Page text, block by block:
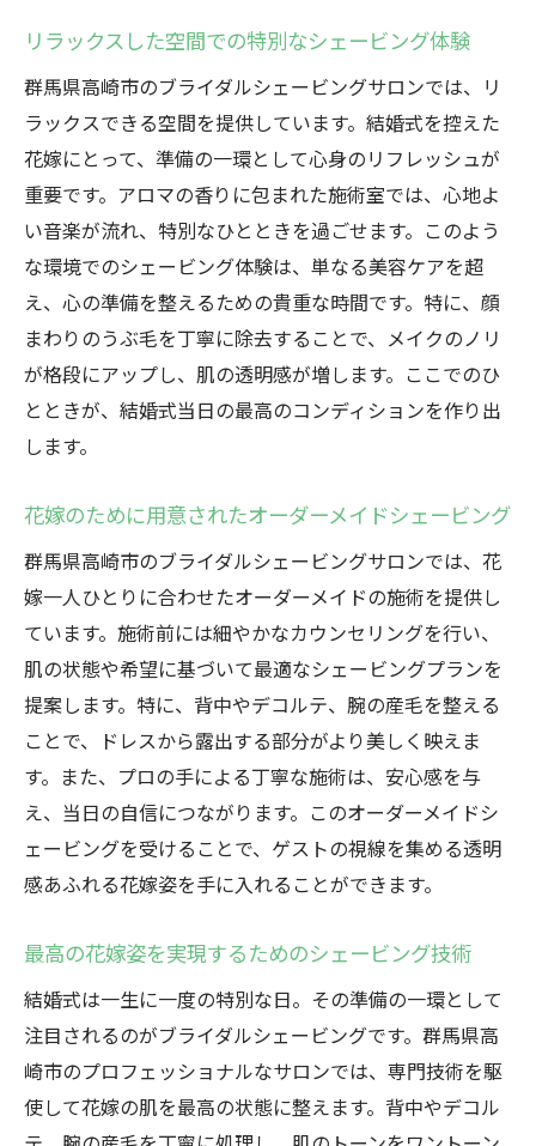
リラックスした空間での特別なシェービング体験
群馬県高崎市のブライダルシェービングサロンでは、リ
ラックスできる空間を提供しています。結婚式を控えた
花嫁にとって、準備の一環として心身のリフレッシュが
重要です。アロマの香りに包まれた施術室では、心地よ
い音楽が流れ、特別なひとときを過ごせます。このよう
な環境でのシェービング体験は、単なる美容ケアを超
え、心の準備を整えるための貴重な時間です。特に、顔
まわりのうぶ毛を丁寧に除去することで、メイクのノリ
が格段にアップし、肌の透明感が増します。ここでのひ
とときが、結婚式当日の最高のコンディションを作り出
します。
花嫁のために用意されたオーダーメイドシェービング
群馬県高崎市のブライダルシェービングサロンでは、花
嫁一人ひとりに合わせたオーダーメイドの施術を提供し
ています。施術前には細やかなカウンセリングを行い、
肌の状態や希望に基づいて最適なシェービングプランを
提案します。特に、背中やデコルテ、腕の産毛を整える
ことで、ドレスから露出する部分がより美しく映えま
す。また、プロの手による丁寧な施術は、安心感を与
え、当日の自信につながります。このオーダーメイドシ
ェービングを受けることで、ゲストの視線を集める透明
感あふれる花嫁姿を手に入れることができます。
最高の花嫁姿を実現するためのシェービング技術
結婚式は一生に一度の特別な日。その準備の一環として
注目されるのがブライダルシェービングです。群馬県高
崎市のプロフェッショナルなサロンでは、専門技術を駆
使して花嫁の肌を最高の状態に整えます。背中やデコル